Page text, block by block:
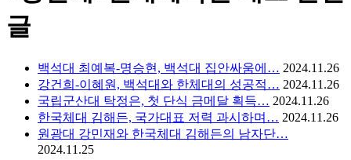
글
백석대 최예복-명승현, 백석대 집안싸움에… 2024.11.26
강건희-이혜원, 백석대와 한체대의 성공적… 2024.11.26
국립군산대 탁정은, 첫 단식 금메달 획득… 2024.11.26
한국체대 김해든, 국가대표 저력 과시하며… 2024.11.26
원광대 강민재와 한국체대 김해든의 남자단…
2024.11.25